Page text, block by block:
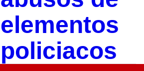
elementos
policiacos